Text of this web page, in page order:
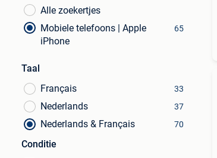
Alle zoekertjes
Mobiele telefoons | Apple
iPhone
65
Taal
Français
33
Nederlands 37
Nederlands & Français 70
Conditie